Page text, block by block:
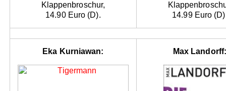
Klappenbroschur,
14.90 Euro (D).
14.99 Euro
Eka Kurniawan: Max